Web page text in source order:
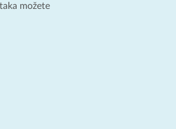
možete